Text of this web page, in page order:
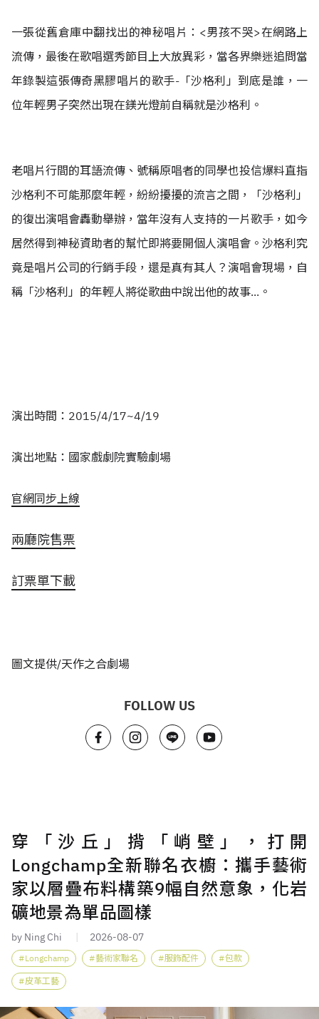
一張從舊倉庫中翻找出的神秘唱片：<男孩不哭>在網路上
流傳，最後在歌唱選秀節目上大放異彩，當各界樂迷追問當
年錄製這張傳奇黑膠唱片的歌手-「沙格利」到底是誰，一
位年輕男子突然出現在鎂光燈前自稱就是沙格利。
老唱片行間的耳語流傳、號稱原唱者的同學也投信爆料直指
沙格利不可能那麼年輕，紛紛擾擾的流言之間，「沙格利」
的復出演唱會轟動舉辦，當年沒有人支持的一片歌手，如今
居然得到神秘資助者的幫忙即將要開個人演唱會。沙格利究
竟是唱片公司的行銷手段，還是真有其人？演唱會現場，自
稱「沙格利」的年輕人將從歌曲中說出他的故事...。
演出時間 ：2015/4/17~4/19
演出地點：國家戲劇院實驗劇場
官網同步上線
兩廳院售票
訂票單下載
圖文提供/天作之合劇場
FOLLOW US
穿「沙丘」揹「峭壁」，打開
Longchamp全新聯名衣櫥：攜手藝術
家以層疊布料構築9幅自然意象，化岩
礦地景為單品圖樣
by Ning Chi 2026-08-07
Longchamp 藝術家聯名 服飾配件 包款
皮革工藝